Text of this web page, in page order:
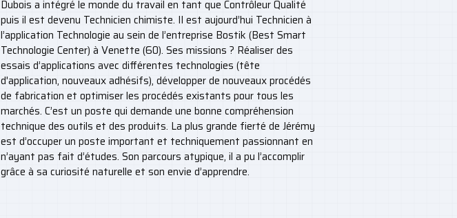
Dubois a intégré le monde du travail en tant que Contrôleur Qualité
puis il est devenu Technicien chimiste. Il est aujourd’hui Technicien à
l’application Technologie au sein de l’entreprise Bostik (Best Smart
Technologie Center) à Venette (60). Ses missions ? Réaliser des
essais d’applications avec différentes technologies (tête
d'application, nouveaux adhésifs), développer de nouveaux procédés
de fabrication et optimiser les procédés existants pour tous les
marchés. C’est un poste qui demande une bonne compréhension
technique des outils et des produits. La plus grande fierté de Jérémy
est d’occuper un poste important et techniquement passionnant en
n’ayant pas fait d’études. Son parcours atypique, il a pu l’accomplir
grâce à sa curiosité naturelle et son envie d’apprendre.